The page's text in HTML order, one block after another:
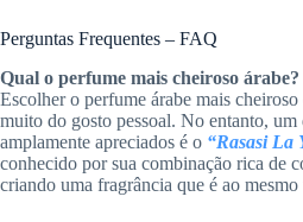
Perguntas Frequentes – FAQ
Qual o perfume mais cheiroso árabe?
Escolher o perfume árabe mais
muito do gosto pessoal. No entanto,
amplamente apreciados é o “Rasasi La
conhecido por sua combinação rica de
criando uma fragrância que é ao